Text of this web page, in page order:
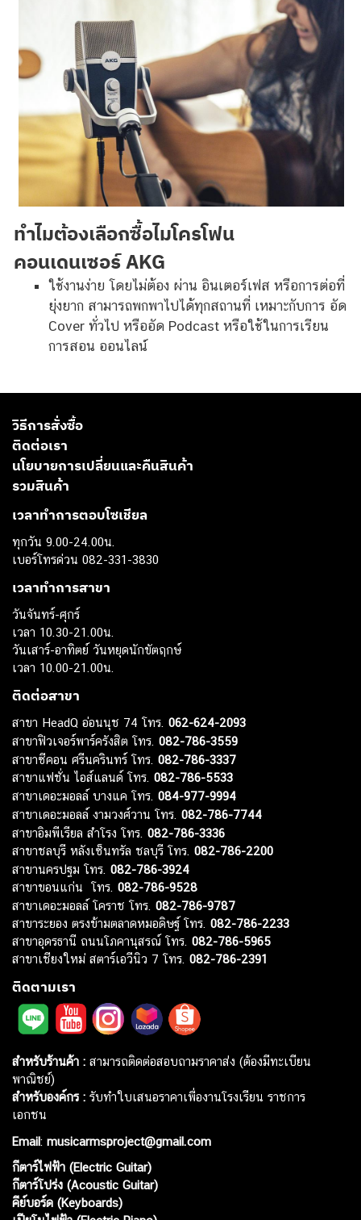
ทำไมต้องเลือกซื้อไมโครโฟน
คอนเดนเซอร์AKG
ใช้งานง่าย โดยไม่ต้อง ผ่าน อินเตอร์เฟส หรือการต่อที่
ยุ่งยาก สามารถพกพาไปได้ทุกสถานที่ เหมาะกับการ อัด
Cover ทั่วไป หรืออัด Podcast หรือใช้ในการเรียน
การสอน ออนไลน์
วิธีการสั่งซื้อ
ติดต่อเรา
นโยบายการเปลี่ยนและคืนสินค้า
รวมสินค้า
เวลาทำการตอบโซเชียล
ทุกวัน 9.00-24.00น.
เบอร์โทรด่วน 082-331-3830
เวลาทำการสาขา
วันจันทร์-ศุกร์
เวลา 10.30-21.00น.
วันเสาร์-อาทิตย์ วันหยุดนักขัตฤกษ์
เวลา 10.00-21.00น.
ติดต่อสาขา
สาขา HeadQ อ่อนนุช 74 โทร. 062-624-2093
สาขาฟิวเจอร์พาร์ครังสิต โทร. 082-786-3559
สาขาซีคอน ศรีนครินทร์ โทร. 082-786-3337
สาขาแฟชั่น ไอส์แลนด์ โทร. 082-786-5533
สาขาเดอะมอลล์ บางแค โทร. 084-977-9994
สาขาเดอะมอลล์ งามวงศ์วาน โทร. 082-786-7744
สาขาอิมพีเรียล สำโรง โทร. 082-786-3336
สาขาชลบุรี หลังเซ็นทรัล ชลบุรี โทร. 082-786-2200
สาขานครปฐม โทร. 082-786-3924
สาขาขอนแก่น โทร. 082-786-9528
สาขาเดอะมอลล์ โคราช โทร. 082-786-9787
สาขาระยอง ตรงข้ามตลาดหมอดิษฐ์ โทร. 082-786-2233
สาขาอุดรธานี ถนนโภคานุสรณ์ โทร. 082-786-5965
สาขาเชียงใหม่ สตาร์เอวีนิว 7 โทร. 082-786-2391
ติดตามเรา
สำหรับร้านค้า : สามารถติดต่อสอบถามราคาส่ง (ต้องมีทะเบียน
พาณิชย์)
สำหรับองค์กร : รับทำใบเสนอราคาเพื่องานโรงเรียน ราชการ
เอกชน
Email: musicarmsproject@gmail.com
กีตาร์ไฟฟ้า (Electric Guitar)
กีตาร์โปร่ง (Acoustic Guitar)
คีย์บอร์ด (Keyboards)